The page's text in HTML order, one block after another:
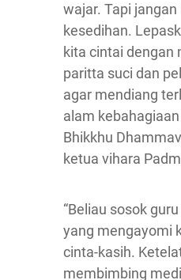
wajar. Tapi
kesedihan.
kita cintai dengan
paritta suci dan
agar mendiang
alam
Bhikkhu
ketua vihara
“Beliau sosok
yang mengayomi
cinta-kasih.
membimbing